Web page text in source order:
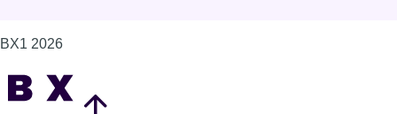
BX1 2026